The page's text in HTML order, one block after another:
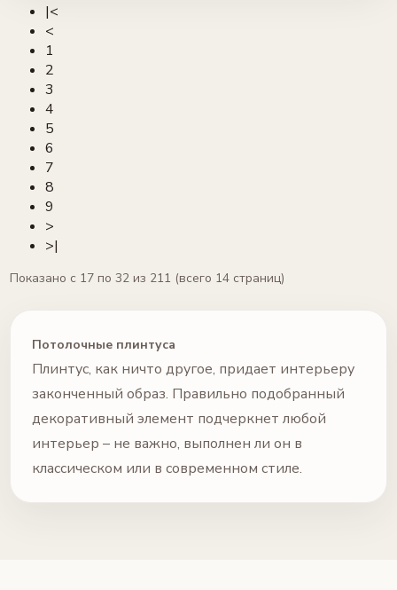
|<
<
1
2
3
4
5
6
7
8
9
>
>|
Показано с 17 по 32 из 211 (всего 14 страниц)
Потолочные плинтуса
Плинтус, как ничто другое, придает интерьеру
законченный образ. Правильно подобранный
декоративный элемент подчеркнет любой
интерьер – не важно, выполнен ли он в
классическом или в современном стиле.